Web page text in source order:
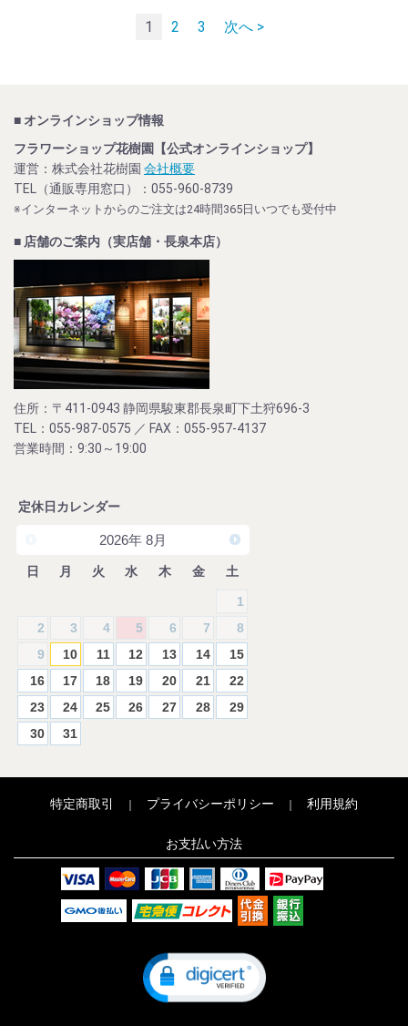
1 2 3 次へ >
■ オンラインショップ情報
フラワーショップ花樹園【公式オンラインショップ】
運営：株式会社花樹園 会社概要
TEL（通販専用窓口）：055-960-8739
※インターネットからのご注文は24時間365日いつでも受付中
■ 店舗のご案内（実店舗・長泉本店）
住所：〒411-0943 静岡県駿東郡長泉町下土狩696-3
TEL：055-987-0575 ／ FAX：055-957-4137
営業時間：9:30～19:00
定休日カレンダー
2026年 8月
日 月 火 水 木 金 土
1
2
3 4 5 6 7
8
9
10 11 12 13 14
15
16
17 18 19 20 21
22
23
24 25 26 27 28
29
30
31
特定商取引 ｜ プライバシーポリシー ｜ 利用規約
お支払い方法